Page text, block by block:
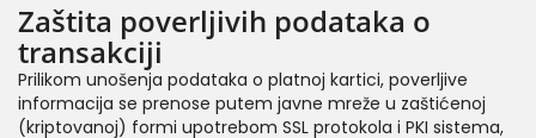
Zaštita poverljivih podataka o
transakciji
Prilikom unošenja podataka o platnoj kartici, poverljive
informacija se prenose putem javne mreže u zaštićenoj
(kriptovanoj) formi upotrebom SSL protokola i PKI sistema,